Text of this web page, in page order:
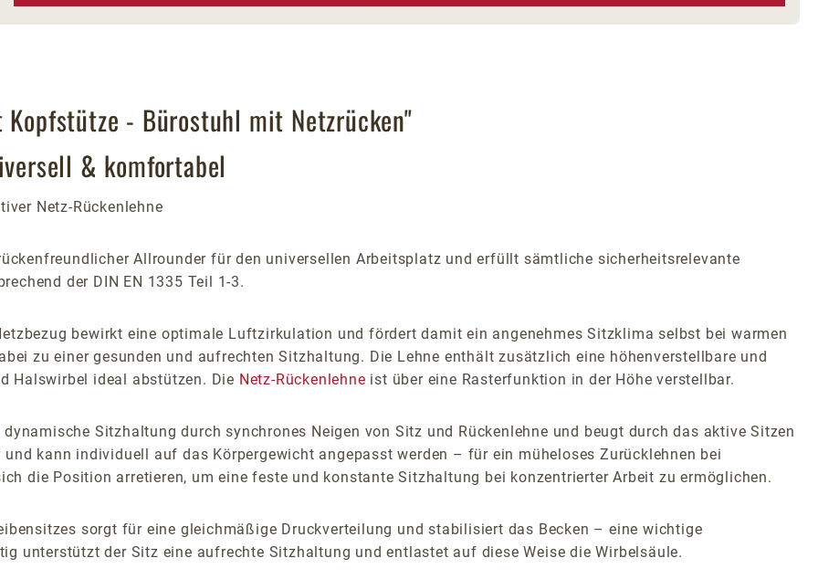
- Bürostuhl mit Netzrücken"
& komfortabel
Netz-Rückenlehne
Allrounder für den universellen Arbeitsplatz und erfüllt sämtliche sicherheitsrelevante
der DIN EN 1335 Teil 1-3.
bewirkt eine optimale Luftzirkulation und fördert damit ein angenehmes Sitzklima selbst bei warmen
zu einer gesunden und aufrechten Sitzhaltung. Die Lehne enthält zusätzlich eine höhenverstellbare und
Halswirbel ideal abstützen. Die Netz-Rückenlehne ist über eine Rasterfunktion in der Höhe verstellbar.
Sitzhaltung durch synchrones Neigen von Sitz und Rückenlehne und beugt durch das aktive Sitzen
kann individuell auf das Körpergewicht angepasst werden – für ein müheloses Zurücklehnen bei
die Position arretieren, um eine feste und konstante Sitzhaltung bei konzentrierter Arbeit zu ermöglichen.
sorgt für eine gleichmäßige Druckverteilung und stabilisiert das Becken – eine wichtige
unterstützt der Sitz eine aufrechte Sitzhaltung und entlastet auf diese Weise die Wirbelsäule.